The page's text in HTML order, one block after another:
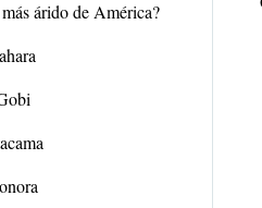
árido de América?